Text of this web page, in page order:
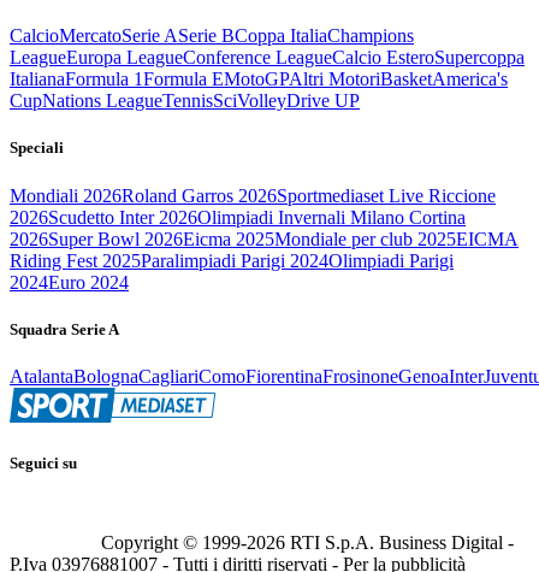
CalcioMercatoSerie ASerie BCoppa ItaliaChampions
LeagueEuropa LeagueConference LeagueCalcio EsteroSupercoppa
ItalianaFormula 1Formula EMotoGPAltri MotoriBasketAmerica's
CupNations LeagueTennisSciVolleyDrive UP
Speciali
Mondiali 2026Roland Garros 2026Sportmediaset Live Riccione
2026Scudetto Inter 2026Olimpiadi Invernali Milano Cortina
2026Super Bowl 2026Eicma 2025Mondiale per club 2025EICMA
Riding Fest 2025Paralimpiadi Parigi 2024Olimpiadi Parigi
2024Euro 2024
Squadra Serie A
AtalantaBolognaCagliariComoFiorentinaFrosinoneGenoaInter
Seguici su
Copyright © 1999-2026 RTI S.p.A. Business Digital -
P.Iva 03976881007 - Tutti i diritti riservati - Per la pubblicità